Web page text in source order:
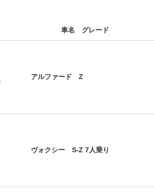
車名 グレード
アルファード Z
ヴォクシー S-Z 7人乗り